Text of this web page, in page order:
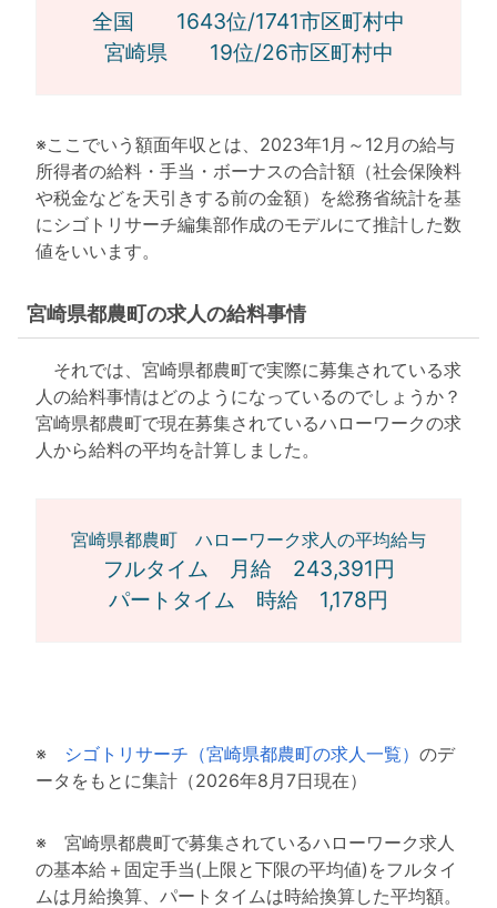
全国 1643位/1741市区町村中
宮崎県 19位/26市区町村中
※ここでいう額面年収とは、2023年1月～12月の給与
所得者の給料・手当・ボーナスの合計額（社会保険料
や税金などを天引きする前の金額）を総務省統計を基
にシゴトリサーチ編集部作成のモデルにて推計した数
値をいいます。
宮崎県都農町の求人の給料事情
それでは、宮崎県都農町で実際に募集されている求
人の給料事情はどのようになっているのでしょうか？
宮崎県都農町で現在募集されているハローワークの求
人から給料の平均を計算しました。
宮崎県都農町 ハローワーク求人の平均給与
フルタイム 月給 243,391円
パートタイム 時給 1,178円
※ シゴトリサーチ（宮崎県都農町の求人一覧） のデ
ータをもとに集計（2026年8月7日現在）
※ 宮崎県都農町で募集されているハローワーク求人
の基本給＋固定手当(上限と下限の平均値)をフルタイ
ムは月給換算、パートタイムは時給換算した平均額。